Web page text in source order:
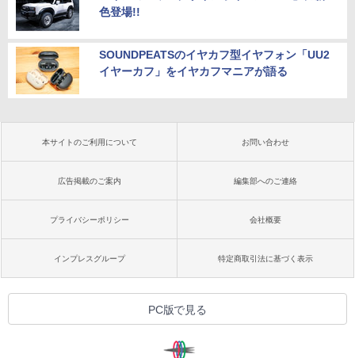
色登場!!
SOUNDPEATSのイヤカフ型イヤフォン「UU2
イヤーカフ」をイヤカフマニアが語る
本サイトのご利用について お問い合わせ
広告掲載のご案内 編集部へのご連絡
プライバシーポリシー 会社概要
インプレスグループ 特定商取引法に基づく表示
PC版で見る